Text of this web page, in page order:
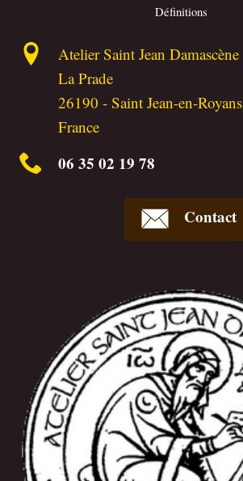
Définitions
Atelier Saint Jean Damascène
La Prade
26190 -Saint Jean-en-Royans
France
06 35 02 19 78
Contact